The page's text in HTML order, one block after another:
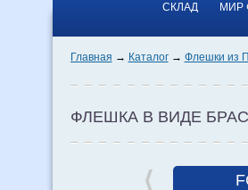
СКЛАД МИР
Главная Каталог Флешки из
ФЛЕШКА В ВИДЕ